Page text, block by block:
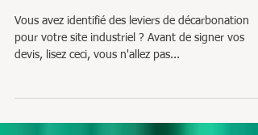
industriel !
Vous avez identifié des leviers de décarbonation